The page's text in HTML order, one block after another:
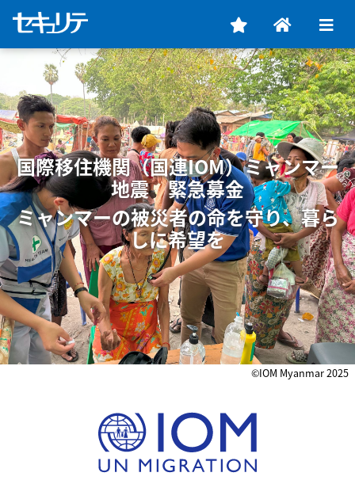
国際移住機関（国連IOM）ミャンマー
地震 緊急募金
ミャンマーの被災者の命を守り、暮ら
しに希望を
©IOM Myanmar 2025